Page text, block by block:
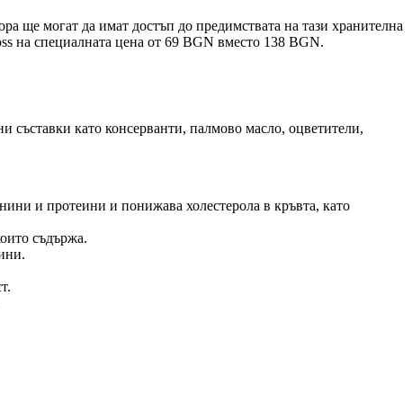
ще могат да имат достъп до предимствата на тази хранителна
на специалната цена от 69 BGN вместо 138 BGN.
съставки като консерванти, палмово масло, оцветители,
и протеини и понижава холестерола в кръвта, като
съдържа.